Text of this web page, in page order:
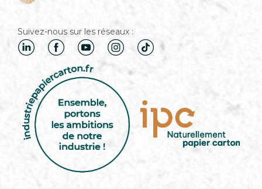
Suivez-nous sur les réseaux :